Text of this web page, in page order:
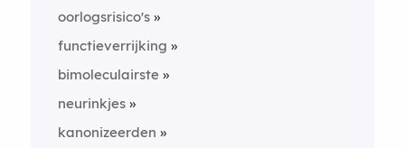
oorlogsrisico's
functieverrijking
bimoleculairste
neurinkjes
kanonizeerden